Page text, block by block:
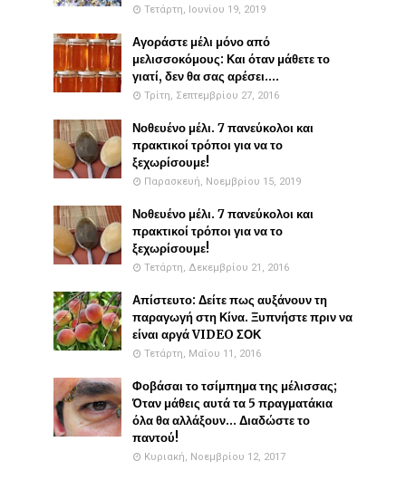
Τετάρτη, Ιουνίου 19, 2019
Αγοράστε μέλι μόνο από
μελισσοκόμους: Και όταν μάθετε το
γιατί, δεν θα σας αρέσει....
Τρίτη, Σεπτεμβρίου 27, 2016
Νοθευένο μέλι. 7 πανεύκολοι και
πρακτικοί τρόποι για να το
ξεχωρίσουμε!
Παρασκευή, Νοεμβρίου 15, 2019
Νοθευένο μέλι. 7 πανεύκολοι και
πρακτικοί τρόποι για να το
ξεχωρίσουμε!
Τετάρτη, Δεκεμβρίου 21, 2016
Απίστευτο: Δείτε πως αυξάνουν τη
παραγωγή στη Κίνα. Ξυπνήστε πριν να
είναι αργά VIDEO ΣΟΚ
Τετάρτη, Μαΐου 11, 2016
Φοβάσαι το τσίμπημα της μέλισσας;
Όταν μάθεις αυτά τα 5 πραγματάκια
όλα θα αλλάξουν... Διαδώστε το
παντού!
Κυριακή, Νοεμβρίου 12, 2017